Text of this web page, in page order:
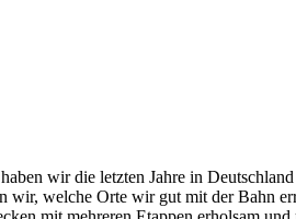
wir die letzten Jahre in
wir, welche Orte wir gut mit der Bahn